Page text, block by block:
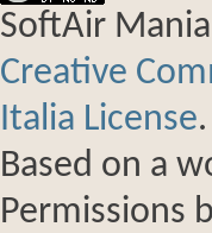
SoftAir
Creative
Italia License.
Based on a
Permissions